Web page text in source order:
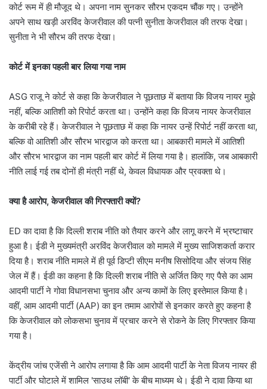
कोर्ट रूम में ही मौजूद थे। अपना नाम सुनकर सौरभ एकदम चौंक गए। उन्होंने
अपने साथ खड़ी अरविंद केजरीवाल की पत्नी सुनीता केजरीवाल की तरफ देखा।
सुनीता ने भी सौरभ की तरफ देखा।
कोर्ट में इनका पहली बार लिया गया नाम
ASG राजू ने कोर्ट से कहा कि केजरीवाल ने पूछताछ में बताया कि विजय नायर मुझे
नहीं, बल्कि आतिशी को रिपोर्ट करता था। उन्होंने कहा कि विजय नायर केजरीवाल
के करीबी रहे हैं। केजरीवाल ने पूछताछ में कहा कि नायर उन्हें रिपोर्ट नहीं करता था,
बल्कि वो आतिशी और सौरभ भारद्वाज को करता था। आबकारी मामले में आतिशी
और सौरभ भारद्वाज का नाम पहली बार कोर्ट में लिया गया है। हालांकि, जब आबकारी
नीति लाई ग‌ई तब दोनों ही मंत्री नहीं थे, केवल विधायक और प्रवक्ता थे।
क्या है आरोप, केजरीवाल की गिरफ्तारी क्यों?
ED का दावा है कि दिल्ली शराब नीति को तैयार करने और लागू करने में भ्रष्टाचार
हुआ है। ईडी ने मुख्यमंत्री अरविंद केजरीवाल को मामले में मुख्य साजिशकर्ता करार
दिया है। शराब नीति मामले में ही पूर्व डिप्टी सीएम मनीष सिसोदिया और संजय सिंह
जेल में हैं। ईडी का कहना है कि दिल्ली शराब नीति से अर्जित किए गए पैसे का आम
आदमी पार्टी ने गोवा विधानसभा चुनाव और अन्य कामों के लिए इस्तेमाल किया है।
वहीं, आम आदमी पार्टी (AAP) का इन तमाम आरोपों से इनकार करते हुए कहना है
कि केजरीवाल को लोकसभा चुनाव में प्रचार करने से रोकने के लिए गिरफ्तार किया
गया है।
केंद्रीय जांच एजेंसी ने आरोप लगाया है कि आम आदमी पार्टी के नेता विजय नायर ही
पार्टी और घोटाले में शामिल 'साउथ लॉबी' के बीच माध्यम थे। ईडी ने दावा किया था